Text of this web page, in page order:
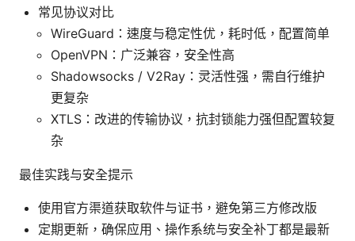
常见协议对比
WireGuard：速度与稳定性优，耗时低，配置简单
OpenVPN：广泛兼容，安全性高
Shadowsocks / V2Ray：灵活性强，需自行维护
更复杂
XTLS：改进的传输协议，抗封锁能力强但配置较复
杂
最佳实践与安全提示
使用官方渠道获取软件与证书，避免第三方修改版
定期更新，确保应用、操作系统与安全补丁都是最新